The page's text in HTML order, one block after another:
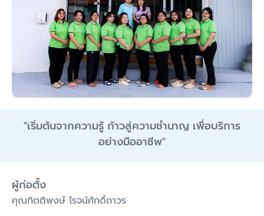
"เริ่มต้นจากความรู้ ก้าวสู่ความชำนาญ เพื่อบริการ
อย่างมืออาชีพ"
ผู้ก่อตั้ง
คุณกิตติพงษ์ โรจน์ศักดิ์ถาวร